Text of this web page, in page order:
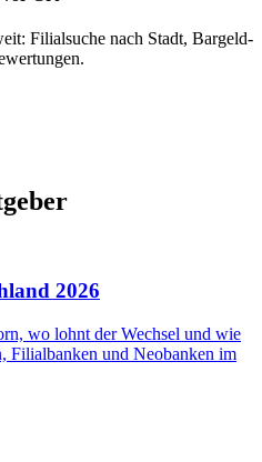
Filialsuche nach Stadt, Bargeld-
2026
wo lohnt der Wechsel und wie
Filialbanken und Neobanken im